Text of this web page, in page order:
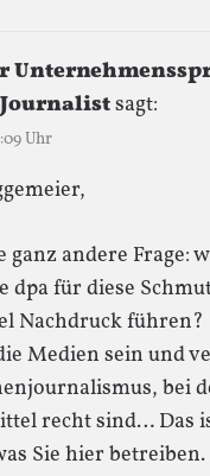
sagt:
Uhr
ganz andere Frage:
dpa für diese
Nachdruck führen?
Medien sein und
bei
recht sind… Das
Sie hier betreiben.